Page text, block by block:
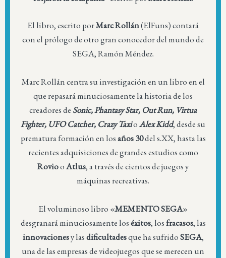
El libro, escrito porMarc Rollán(ElFuns) contará
con el prólogo de otro gran conocedor del mundo de
SEGA, Ramón Méndez.
Marc Rollán centra su investigación en un libro en el
que repasará minuciosamente la historia de los
creadores de Sonic, Phantasy Star, Out Run, Virtua
Fighter, UFO Catcher, Crazy TaxioAlex Kidd, desde su
prematura formación en losaños 30del s.XX, hasta las
recientes adquisiciones de grandes estudios como
RoviooAtlus, a través de cientos de juegos y
máquinas recreativas.
El voluminoso libro «MEMENTO SEGA»
desgranará minuciosamente loséxitos, losfracasos, las
innovacionesy lasdificultadesque ha sufridoSEGA,
una de las empresas de videojuegos que se merecen un